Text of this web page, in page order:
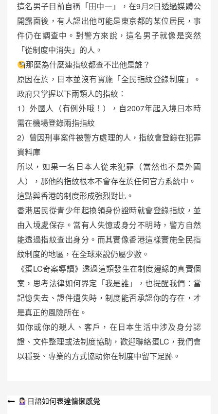
這名男子目前自稱「田中一」，在9月2日透過媒體公
開露面後，有人認出他可能是東京都的某位居民，事
件仍在調查中。對警方來說，這名男子就像是突然
「從制度中消失」的人。
那麼為什麼連指紋都查不出他是誰？
原因在於，日本並沒有實施「全民指紋登錄制度」。
政府只掌握以下兩類人的指紋：
1）外國人（有例外哦！），自2007年起入境日本時
需在機場登錄兩指指紋
2）曾因刑事案件被警方處理的人，指紋會登錄在犯罪
資料庫
所以，如果一名日本人從未犯罪（當然也不是外國
人），那他的指紋根本不會存在於任何官方系統中。
這點與香港的制度形成強烈對比。
香港居民從青少年起換領身份證時就會登錄指紋，並
由入境處保存。當有人失憶或身分不明時，警方自然
能透過指紋查出身分。而其實像香港這樣實施全民指
紋制度的地區，在全球來說仍屬少數。
《蛋LC奇案導讀》透過這類發生在制度邊緣的真實個
案，思考法律如何界定「我是誰」，也提醒我們：當
記憶失去、證件遺失時，制度能否承認你的存在，才
是真正的風險所在。
如你或你的親人、客戶，在日本生活中涉及身分認
證、文件整理或法制度協助，歡迎聯絡蛋LC，我們會
以穩妥、專業的方式協助你在制度中留下足跡。
文
日語如何表達慵懶感覺